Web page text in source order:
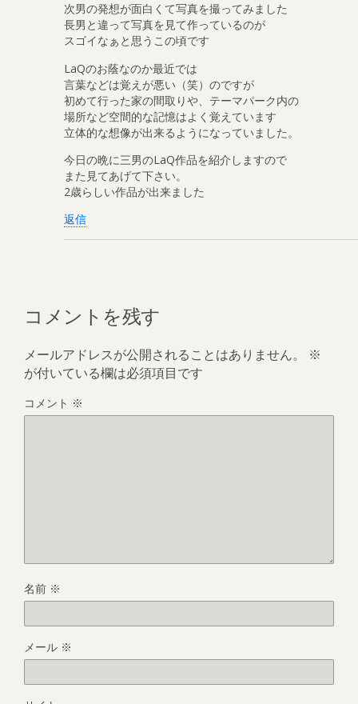
次男の発想が面白くて写真を撮ってみました
長男と違って写真を見て作っているのが
スゴイなぁと思うこの頃です
LaQのお蔭なのか最近では
言葉などは覚えが悪い（笑）のですが
初めて行った家の間取りや、テーマパーク内の
場所など空間的な記憶はよく覚えています
立体的な想像が出来るようになっていました。
今日の晩に三男のLaQ作品を紹介しますので
また見てあげて下さい。
2歳らしい作品が出来ました
返信
コメントを残す
メールアドレスが公開されることはありません。
※
が付いている欄は必須項目です
コメント ※
名前 ※
メール ※